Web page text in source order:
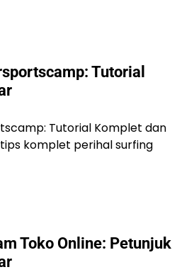
Tutorial
Tutorial Komplet dan
komplet perihal surfing
Toko Online: Petunjuk